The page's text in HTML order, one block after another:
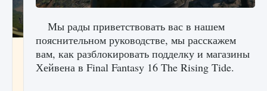
Как исправить ошибку Palworld «Идет
сохранение мира — Невозможно начать
сохранение данных мира»
Мы рады приветствовать вас в нашем
пояснительном руководстве, мы расскажем
вам, как разблокировать подделку и магазины
Хейвена в Final Fantasy 16 The Rising Tide.